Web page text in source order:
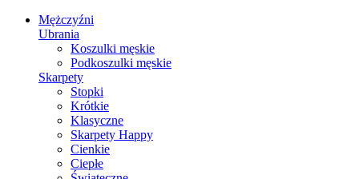
Mężczyźni
Ubrania
Koszulki męskie
Podkoszulki męskie
Skarpety
Stopki
Krótkie
Klasyczne
Skarpety Happy
Cienkie
Ciepłe